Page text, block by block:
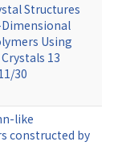
Structures
Dimensional
Using
13
30
like
constructed by